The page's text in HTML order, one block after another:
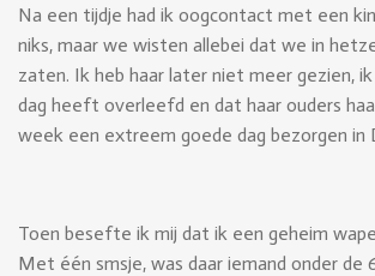
Na een tijdje had ik oogcontact met een
niks, maar we wisten allebei dat we in
zaten. Ik heb haar later niet meer gezien,
dag heeft overleefd en dat haar ouders
week een extreem goede dag bezorgen in
Toen besefte ik mij dat ik een geheim
Met één smsje, was daar iemand onder de